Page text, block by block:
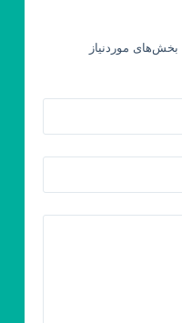
بخش‌های موردنیاز